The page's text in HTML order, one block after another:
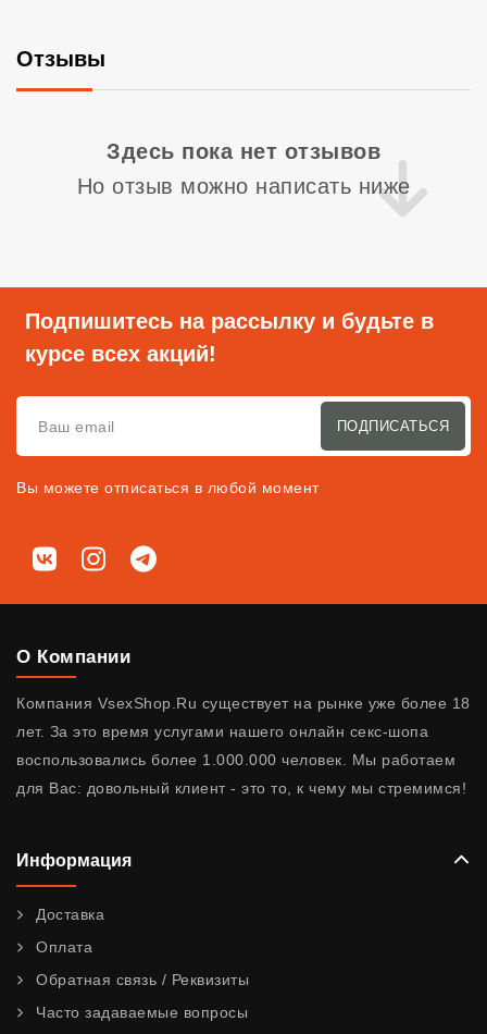
Отзывы
Здесь пока нет отзывов
Но отзыв можно написать ниже
Подпишитесь на рассылку и будьте в
курсе всех акций!
ПОДПИСАТЬСЯ
Вы можете отписаться в любой момент
Мы в соц. сетях
ВКонтактеInstagramTelegram
О Компании
Компания VsexShop.Ru существует на рынке уже более 18
лет. За это время услугами нашего онлайн секс-шопа
воспользовались более 1.000.000 человек. Мы работаем
для Вас: довольный клиент - это то, к чему мы стремимся!
Информация
Доставка
Оплата
Обратная связь / Реквизиты
Часто задаваемые вопросы